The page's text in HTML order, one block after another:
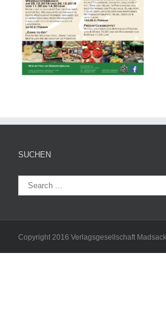
SUCHEN
Copyright 2016 Verlagsgesellschaft